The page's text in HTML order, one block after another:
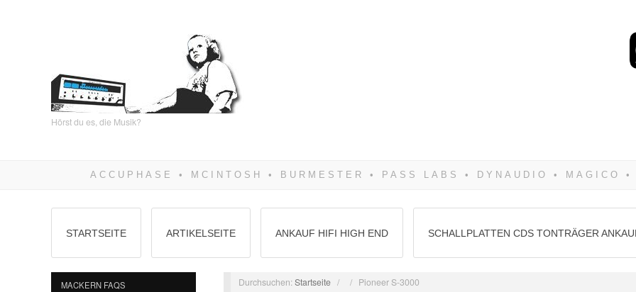
Hörst du es, die Musik?
STARTSEITE ARTIKELSEITE ANKAUF HIFI HIGH END SCHALLPLATTEN CDS TONTRÄGER
MACKERN FAQS Durchsuchen:Startseite / / Pioneer S-3000